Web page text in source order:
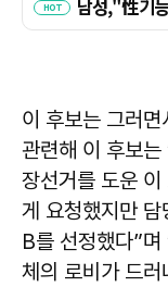
이 후보는 그러면
관련해 이 후보
장선거를 도운 이
게 요청했지만 담
B를 선정했다”
체의 로비가 드러